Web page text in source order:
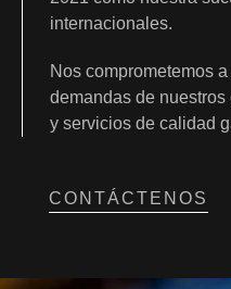
internacionales.
Nos comprometemos
demandas de
y servicios de calidad
CONTÁCTENOS